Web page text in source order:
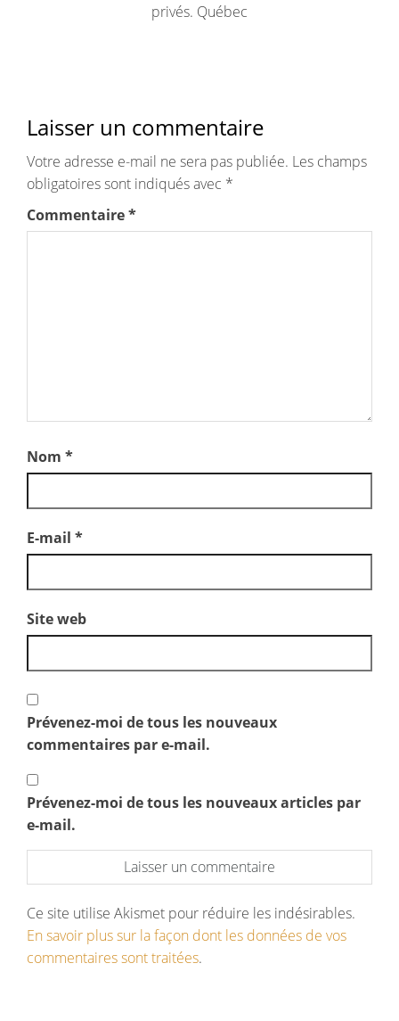
privés. Québec
Laisser un commentaire
Votre adresse e-mail ne sera pas publiée. Les champs
obligatoires sont indiqués avec *
Commentaire*
Nom *
E-mail *
Site web
Prévenez-moi de tous les nouveaux
commentaires par e-mail.
Prévenez-moi de tous les nouveaux articles par
e-mail.
Ce site utilise Akismet pour réduire les indésirables.
En savoir plus sur la façon dont les données de vos
commentaires sont traitées.